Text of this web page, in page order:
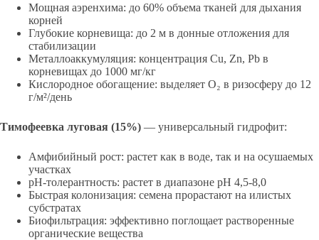
Мощная аэренхима: до 60% объема тканей для дыхания
корней
Глубокие корневища: до 2 м в донные отложения для
стабилизации
Металлоаккумуляция: концентрация Cu, Zn, Pb в
корневищах до 1000 мг/кг
Кислородное обогащение: выделяет O₂ в ризосферу до 12
г/м²/день
Тимофеевка луговая (15%) — универсальный гидрофит:
Амфибийный рост: растет как в воде, так и на осушаемых
участках
pH-толерантность: растет в диапазоне pH 4,5-8,0
Быстрая колонизация: семена прорастают на илистых
субстратах
Биофильтрация: эффективно поглощает растворенные
органические вещества